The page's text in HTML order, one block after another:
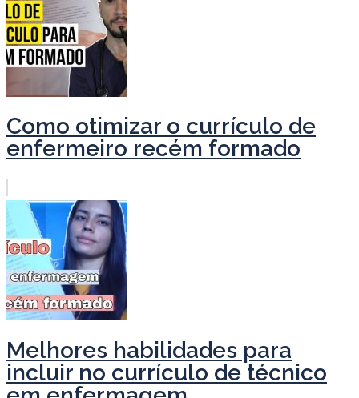
Como otimizar o currículo de
enfermeiro recém formado
Melhores habilidades para
incluir no currículo de técnico